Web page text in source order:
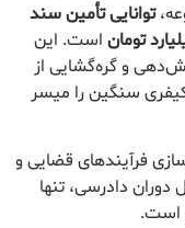
توانایی تأمین سند
است. این
و گره‌گشایی از
سنگین را میسر
فرآیندهای قضایی و
دادرسی، تنها
است.